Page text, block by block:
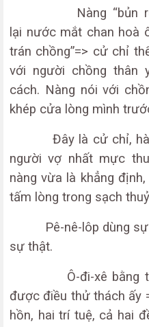
Nàng “bủn rủn
lại nước mắt chan hoà
trán chồng”=> cử chỉ
với người chồng thân
cách. Nàng nói với
khép cửa lòng mình
Đây là cử chỉ,
người vợ nhất mực
nàng vừa là khẳng
tấm lòng trong sạch
Pê-nê-lôp dùng sự
sự thật.
Ô-đi-xê bằng trí
được điều thử thách ấy
hồn, hai trí tuệ, cả hai